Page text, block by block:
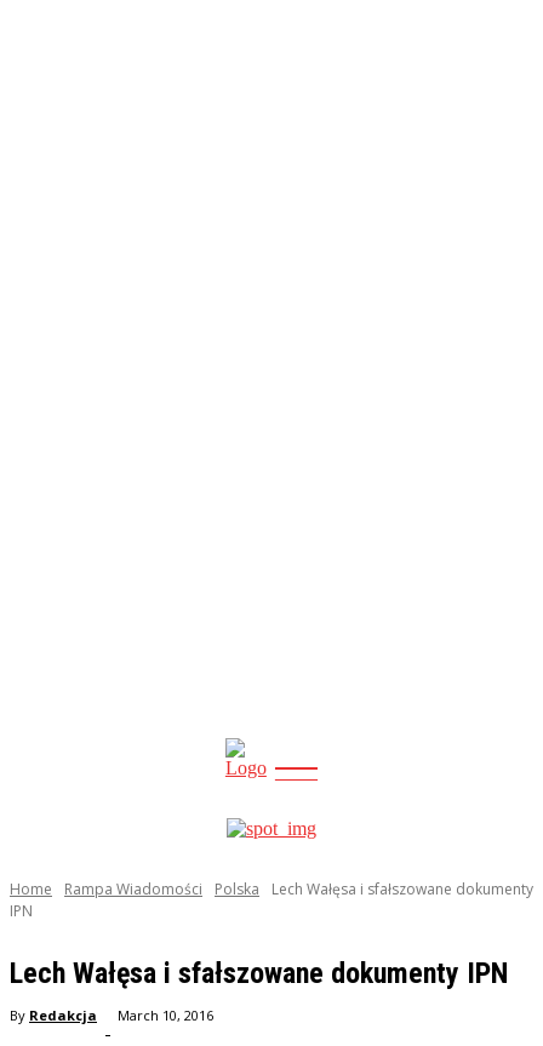
news
Home Rampa Wiadomości Polska
Lech Wałęsa i sfałszowane dokumenty
IPN
Lech Wałęsa i sfałszowane dokumenty IPN
By Redakcja
-
March 10, 2016